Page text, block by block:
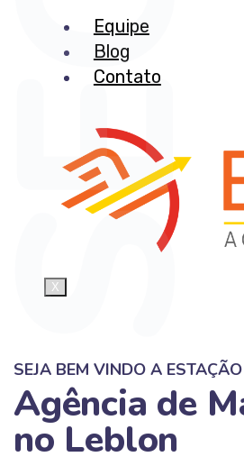
Equipe
Blog
Contato
X
SEJA BEM VINDO A
Agência de
no Leblon